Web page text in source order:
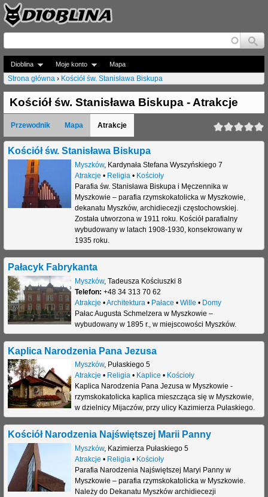
Jump to navigation
Dioblina Moje konto Mapa
J
e
s
t
t
a
j
Strona główna › Kościół św. Stanisława Biskupa
Kościół św. Stanisława Biskupa - Atrakcje
Przewodnik Mapa Atrakcje
Kościół św. Stanisława Biskupa
Myszków, Kardynała Stefana Wyszyńskiego 7
Atrakcje • Religia • Kościoły
Parafia św. Stanisława Biskupa i Męczennika w
Myszkowie – parafia rzymskokatolicka w Myszkowie,
dekanatu Myszków, archidiecezji częstochowskiej.
Została utworzona w 1911 roku. Kościół parafialny
wybudowany w latach 1908-1930, konsekrowany w
1935 roku.
Pałacyk Fabrykanta
Myszków, Tadeusza Kościuszki 8
Telefon: +48 34 313 70 62
Atrakcje •Architektura • Pałace • Wille • Domy
Pałac Augusta Schmelzera w Myszkowie –
wybudowany w 1895 r., w miejscowości Myszków.
Kaplica Narodzenia Pana Jezusa
Myszków, Pułaskiego 5
Atrakcje • Religia• Kaplice • Kościoły
Kaplica Narodzenia Pana Jezusa w Myszkowie -
rzymskokatolicka kaplica mieszcząca się w Myszkowie,
w dzielnicy Mijaczów, przy ulicy Kazimierza Pułaskiego.
Kościół Narodzenia Najświętszej Marii Panny
Myszków, Kazimierza Pułaskiego 5
Atrakcje • Religia• Kościoły
Parafia Narodzenia Najświętszej Maryi Panny w
Myszkowie – parafia rzymskokatolicka w Myszkowie.
Należy do Dekanatu Myszków archidiecezji